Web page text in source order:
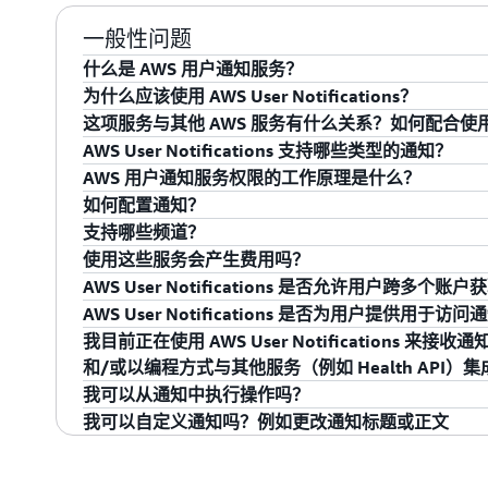
一般性问题
什么是 AWS 用户通知服务？
AWS User Notifications 使用户能够以一致、人性化
知，例如 AWS Health 事件、Amazon CloudWatch
台通知中心查看不同账户、区域和服务的通知，并
聊天和移动推送通知。
为什么应该使用 AWS User Notifications？
AWS User Notifications 在控制台中提供了一个位置
域和服务的相关 AWS 通知。通知中心允许用户按
取的消息和传递状态的详细通知视图，并提供到相
Notifications 允许用户将多个事件聚合到一个通知
这项服务与其他 AWS 服务有什么关系？如何配合使
AWS User Notifications 允许用户在控制台的通知中
链接到相关服务控制台，以便查看当前资源状态并
AWS User Notifications 支持哪些类型的通知？
AWS User Notifications 允许用户选择任何
改，并对它们进行配置以生成通知。目前，有超过
AWS 用户通知服务权限的工作原理是什么？
用户可以设置一个 IAM policy 来定义谁（用户、组
执行哪些操作。该策略使用资源级权限来确定 IAM
义了他们可以如何使用这些资源。
创建 IAM policy 时，用户通过其 Amazon 资源名称
源。
如何配置通知？
要启用通知，用户可以从控制台标题上的钟形图标
然后创建配置以确定他们想要收到哪些事件的通知
或 12 小时内）以及在哪些渠道中；例如，每当 EC2
在 10 分钟内向abc@example.com发送电子邮件。
支持哪些频道？
默认情况下，已配置的通知将在控制台通知中心对
户可以选择订阅电子邮件、聊天和移动推送通知，
使用这些服务会产生费用吗？
不会。AWS 用户通知服务免费提供给客户使用。
AWS User Notifications 是否允许用户跨多个账户
可以。AWS User Notifications 将允许用户通过
用户需要配置 EventBridge 以在 AWS 账户之间发送
户账户中的事件总线发送事件或从其接收事件。然
要了解更多信息，请参阅在 AWS 账户之间发送和
AWS User Notifications 是否为用户提供用于访问
可以。用户可以使用用户通知软件开发工具包，通
件开发工具包，您可以轻松为很多账户创建通知配
云卓越中心可以为预置的每个账户设置 AWS Health
我目前正在使用 AWS User Notifications 来接收通
和/或以编程方式与其他服务（例如 Health API）集
是的，要获得完整的服务能力、查看最新的服务信
与 API/SDK 集成。有关您的个人使用案例的建议和
我可以从通知中执行操作吗？
不能。通知将包含指向相关服务控制台页面的链接
我可以自定义通知吗？例如更改通知标题或正文